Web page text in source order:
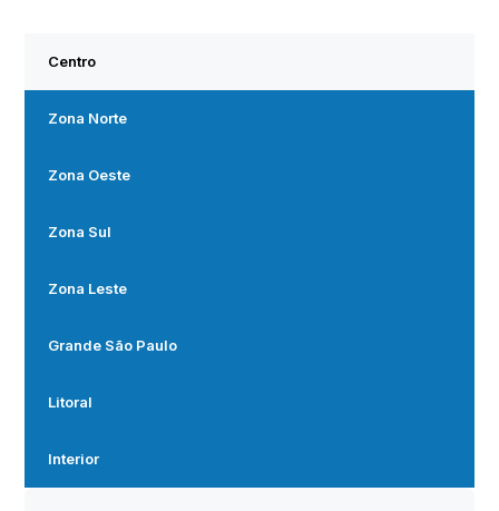
Centro
Zona Norte
Zona Oeste
Zona Sul
Zona Leste
Grande São Paulo
Litoral
Interior